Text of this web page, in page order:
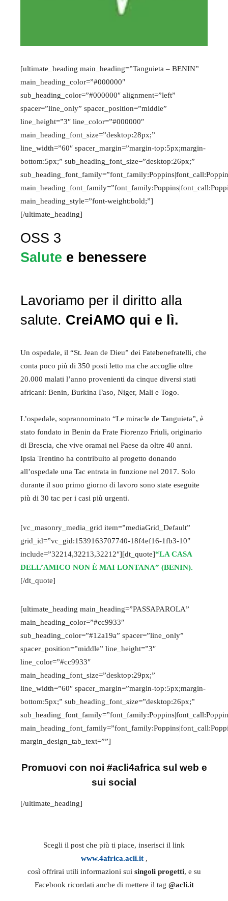
[ultimate_heading main_heading=”Tanguieta – BENIN”
main_heading_color=”#000000″
sub_heading_color=”#000000″ alignment=”left”
spacer=”line_only” spacer_position=”middle”
line_height=”3″ line_color=”#000000″
main_heading_font_size=”desktop:28px;”
line_width=”60″ spacer_margin=”margin-top:5px;margin-
bottom:5px;” sub_heading_font_size=”desktop:26px;”
main_heading_style=”font-weight:bold;”]
[/ultimate_heading]
OSS 3
Salute e benessere
Lavoriamo per il diritto alla
salute. CreiAMO qui e lì.
Un ospedale, il “St. Jean de Dieu” dei Fatebenefratelli, che
conta poco più di 350 posti letto ma che accoglie oltre
20.000 malati l’anno provenienti da cinque diversi stati
africani: Benin, Burkina Faso, Niger, Mali e Togo.
L’ospedale, soprannominato “Le miracle de Tanguieta”, è
stato fondato in Benin da Frate Fiorenzo Friuli, originario
di Brescia, che vive oramai nel Paese da oltre 40 anni.
Ipsia Trentino ha contribuito al progetto donando
all’ospedale una Tac entrata in funzione nel 2017. Solo
durante il suo primo giorno di lavoro sono state eseguite
più di 30 tac per i casi più urgenti.
[vc_masonry_media_grid item=”mediaGrid_Default”
grid_id=”vc_gid:1539163707740-18f4ef16-1fb3-10″
include=”32214,32213,32212″][dt_quote]“LA CASA
DELL’AMICO NON È MAI LONTANA” (BENIN).
[/dt_quote]
[ultimate_heading main_heading=”PASSAPAROLA”
main_heading_color=”#cc9933″
sub_heading_color=”#12a19a” spacer=”line_only”
spacer_position=”middle” line_height=”3″
line_color=”#cc9933″
main_heading_font_size=”desktop:29px;”
line_width=”60″ spacer_margin=”margin-top:5px;margin-
bottom:5px;” sub_heading_font_size=”desktop:26px;”
margin_design_tab_text=””]
Promuovi con noi #acli4africa sul web e
sui social
[/ultimate_heading]
Scegli il post che più ti piace, inserisci il link
www.4africa.acli.it ,
così offrirai utili informazioni sui singoli progetti, e su
Facebook ricordati anche di mettere il tag @acli.it